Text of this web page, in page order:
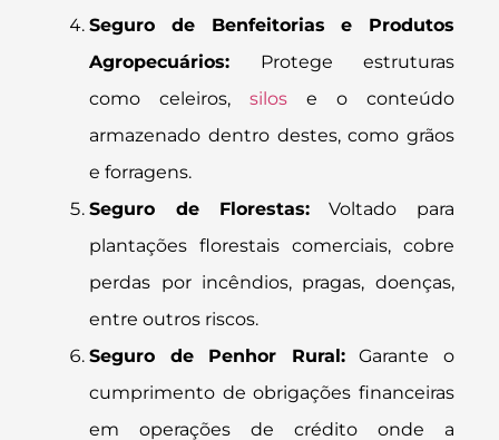
Seguro de Benfeitorias e Produtos
Agropecuários: Protege estruturas
como celeiros,silos e o conteúdo
armazenado dentro destes, como grãos
e forragens.
Seguro de Florestas: Voltado para
plantações florestais comerciais, cobre
perdas por incêndios, pragas, doenças,
entre outros riscos.
Seguro de Penhor Rural:Garante o
cumprimento de obrigações financeiras
em operações de crédito onde a